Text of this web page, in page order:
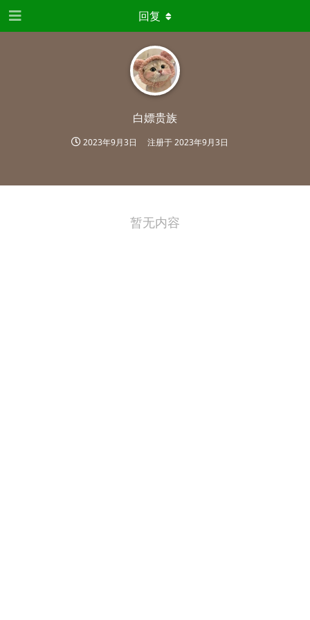
白嫖贵族
2023年9月3日 注册于2023年9月3日
回复
暂无内容